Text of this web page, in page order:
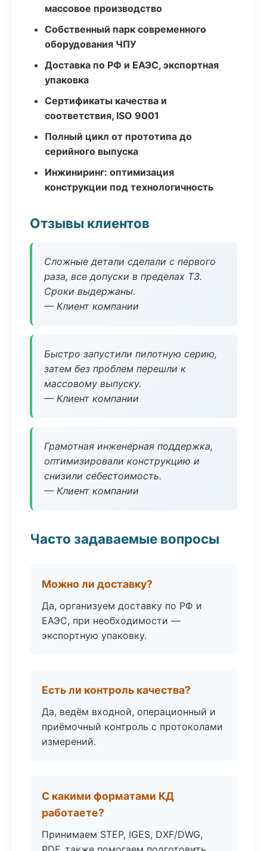
массовое производство
Собственный парк современного
оборудования ЧПУ
Доставка по РФ и ЕАЭС, экспортная
упаковка
Сертификаты качества и
соответствия, ISO 9001
Полный цикл от прототипа до
серийного выпуска
Инжиниринг: оптимизация
конструкции под технологичность
Отзывы клиентов
Сложные детали сделали с первого
раза, все допуски в пределах ТЗ.
Сроки выдержаны.
— Клиент компании
Быстро запустили пилотную серию,
затем без проблем перешли к
массовому выпуску.
— Клиент компании
Грамотная инженерная поддержка,
оптимизировали конструкцию и
снизили себестоимость.
— Клиент компании
Часто задаваемые вопросы
Можно ли доставку?
Да, организуем доставку по РФ и
ЕАЭС, при необходимости —
экспортную упаковку.
Есть ли контроль качества?
Да, ведём входной, операционный и
приёмочный контроль с протоколами
измерений.
С какими форматами КД
работаете?
Принимаем STEP, IGES, DXF/DWG,